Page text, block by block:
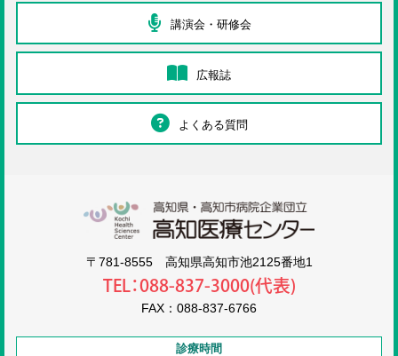
講演会・研修会
広報誌
よくある質問
〒781-8555 高知県高知市池2125番地1
TEL：088-837-3000(代表)
FAX：088-837-6766
診療時間